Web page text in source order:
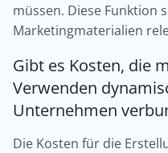
müssen. Diese Funktion
Marketingmaterialien
Gibt es Kosten, die
Verwenden
Unternehmen
Die Kosten für die